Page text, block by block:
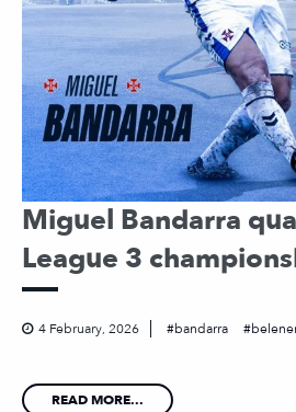
Miguel Bandarra
League 3
4 February, 2026 bandarra
READ MORE...